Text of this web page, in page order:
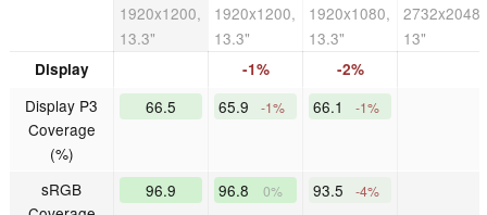
1920x1200,
13.3"
1920x1200,
13.3"
1920x1080,
13.3"
2732x2048,
13"
Display -1% -2%
Display P3
Coverage
(%)
66.5 65.9 -1% 66.1 -1%
sRGB
96.9 96.8 0% 93.5 -4%